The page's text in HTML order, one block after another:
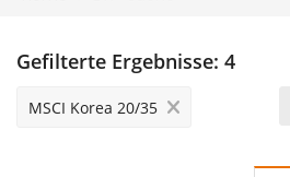
Gefilterte Ergebnisse: 4
MSCI Korea 20/35